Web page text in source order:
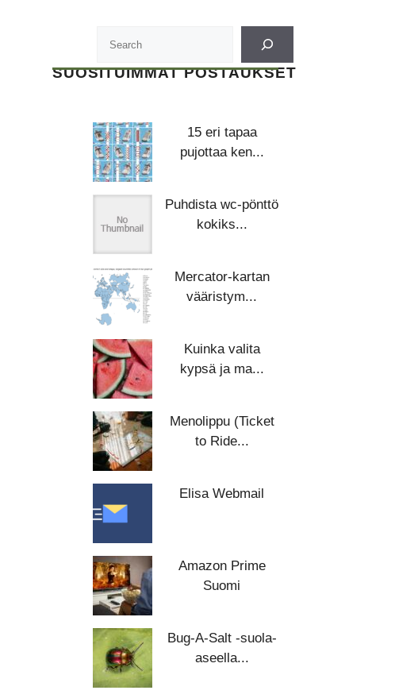
SUOSITUIMMAT POSTAUKSET
15 eri tapaa
pujottaa ken...
Puhdista wc-pönttö
kokiks...
Mercator-kartan
vääristym...
Kuinka valita
kypsä ja ma...
Menolippu (Ticket
to Ride...
Elisa Webmail
Amazon Prime
Suomi
Bug-A-Salt -suola-
aseella...